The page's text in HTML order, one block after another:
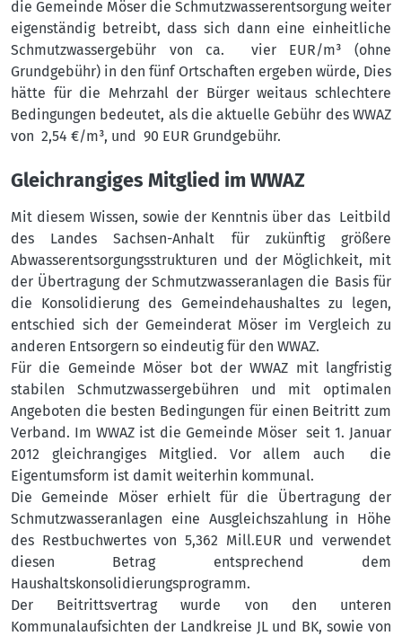
die Gemeinde Möser die Schmutzwasserentsorgung weiter
eigenständig betreibt, dass sich dann eine einheitliche
Schmutzwassergebühr von ca. vier EUR/m³ (ohne
Grundgebühr) in den fünf Ortschaften ergeben würde, Dies
hätte für die Mehrzahl der Bürger weitaus schlechtere
Bedingungen bedeutet, als die aktuelle Gebühr des WWAZ
von 2,54 €/m³, und 90 EUR Grundgebühr.
Gleichrangiges Mitglied im WWAZ
Mit diesem Wissen, sowie der Kenntnis über das Leitbild
des Landes Sachsen-Anhalt für zukünftig größere
Abwasserentsorgungsstrukturen und der Möglichkeit, mit
der Übertragung der Schmutzwasseranlagen die Basis für
die Konsolidierung des Gemeindehaushaltes zu legen,
entschied sich der Gemeinderat Möser im Vergleich zu
anderen Entsorgern so eindeutig für den WWAZ.
Für die Gemeinde Möser bot der WWAZ mit langfristig
stabilen Schmutzwassergebühren und mit optimalen
Angeboten die besten Bedingungen für einen Beitritt zum
Verband. Im WWAZ ist die Gemeinde Möser seit 1. Januar
2012 gleichrangiges Mitglied. Vor allem auch die
Eigentumsform ist damit weiterhin kommunal.
Die Gemeinde Möser erhielt für die Übertragung der
Schmutzwasseranlagen eine Ausgleichszahlung in Höhe
des Restbuchwertes von 5,362 Mill.EUR und verwendet
diesen Betrag entsprechend dem
Haushaltskonsolidierungsprogramm.
Der Beitrittsvertrag wurde von den unteren
Kommunalaufsichten der Landkreise JL und BK, sowie von